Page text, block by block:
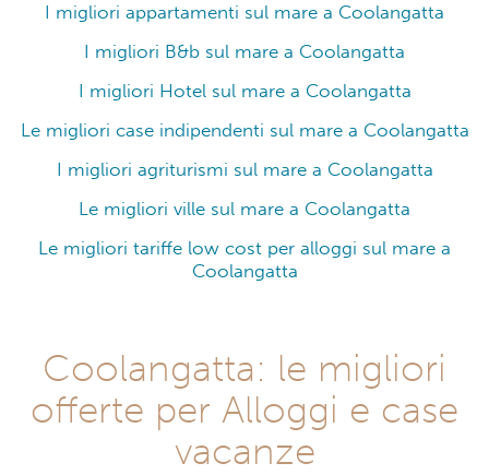
I migliori appartamenti sul mare a Coolangatta
I migliori B&b sul mare a Coolangatta
I migliori Hotel sul mare a Coolangatta
Le migliori case indipendenti sul mare a Coolangatta
I migliori agriturismi sul mare a Coolangatta
Le migliori ville sul mare a Coolangatta
Le migliori tariffe low cost per alloggi sul mare a
Coolangatta
Coolangatta: le migliori
offerte per Alloggi e case
vacanze